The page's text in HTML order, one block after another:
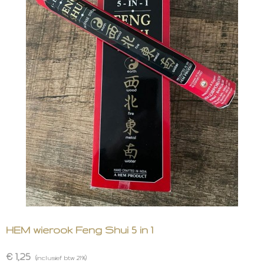
HEM wierook Feng Shui 5 in 1
€ 1,25 (inclusief btw 21%)